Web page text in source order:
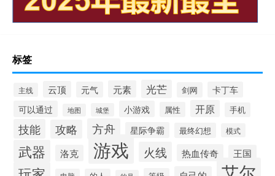
标签
主线 云顶 元气 元素 光芒 剑网 卡丁车
可以通过 地图 城堡 小游戏 属性 开原 手机
技能 攻略 方舟 星际争霸 最终幻想 模式
武器 洛克 游戏 火线 热血传奇 王国